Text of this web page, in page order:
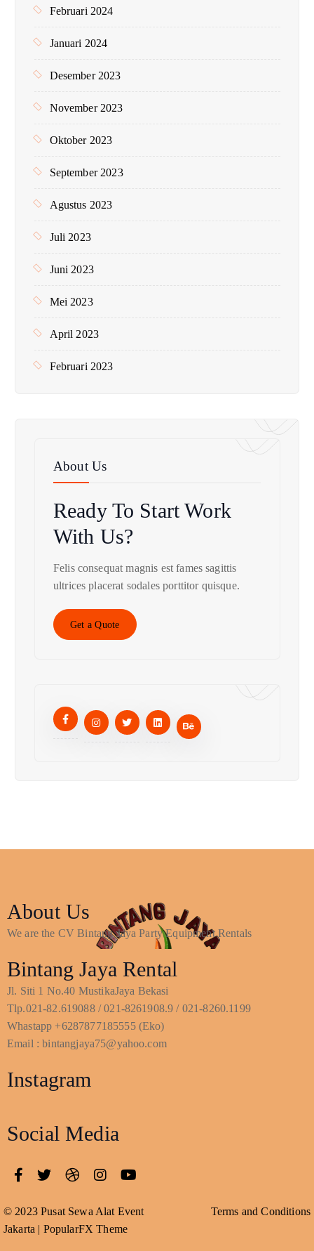
Februari 2024
Januari 2024
Desember 2023
November 2023
Oktober 2023
September 2023
Agustus 2023
Juli 2023
Juni 2023
Mei 2023
April 2023
Februari 2023
About Us
Ready To StartWork
With Us?
Felis consequat magnis est fames sagittis
ultrices placerat sodales porttitor quisque.
Get a Quote
About Us
We are the CV Bintang Jaya Party Equipment Rentals
Bintang Jaya Rental
Jl. Siti 1 No.40 MustikaJaya Bekasi
Tlp.021-82.619088 / 021-8261908.9 / 021-8260.1199
Whastapp +6287877185555 (Eko)
Email : bintangjaya75@yahoo.com
Instagram
Social Media
© 2023 Pusat Sewa Alat Event
Jakarta | PopularFX Theme
Terms and Conditions